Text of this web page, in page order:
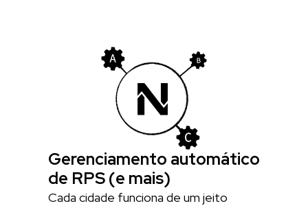
Gerenciamento automático
de RPS (e mais)
Cada cidade funciona de um jeito